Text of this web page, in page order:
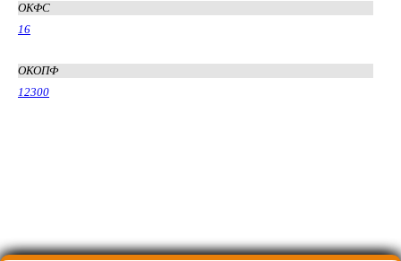
ОКФС
16
ОКОПФ
12300